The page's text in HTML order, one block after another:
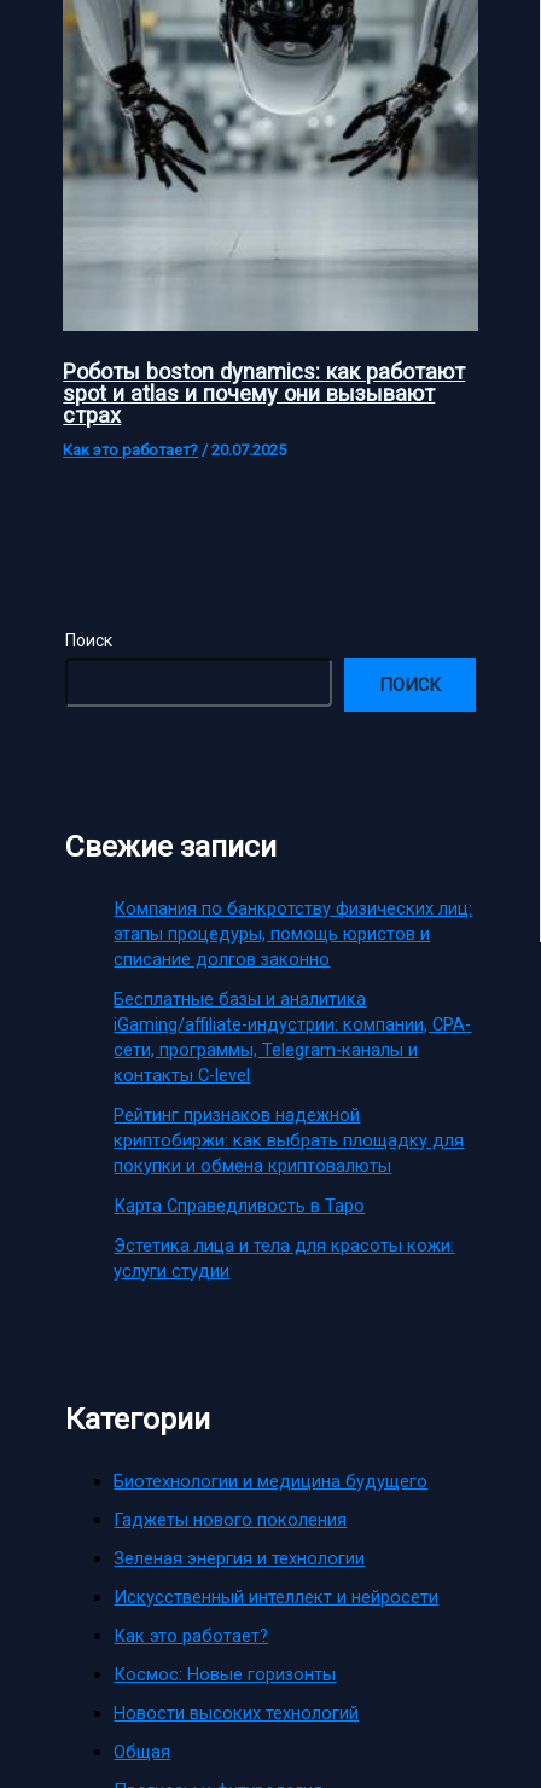
Роботы boston dynamics: как работают
spot и atlas и почему они вызывают
страх
Как это работает? /20.07.2025
Поиск
ПОИСК
Свежие записи
Компания по банкротству физических лиц:
этапы процедуры, помощь юристов и
списание долгов законно
Бесплатные базы и аналитика
iGaming/affiliate-индустрии: компании, CPA-
сети, программы, Telegram-каналы и
контакты C-level
Рейтинг признаков надежной
криптобиржи: как выбрать площадку для
покупки и обмена криптовалюты
Карта Справедливость в Таро
Эстетика лица и тела для красоты кожи:
услуги студии
Категории
Биотехнологии и медицина будущего
Гаджеты нового поколения
Зеленая энергия и технологии
Искусственный интеллект и нейросети
Как это работает?
Космос: Новые горизонты
Новости высоких технологий
Общая